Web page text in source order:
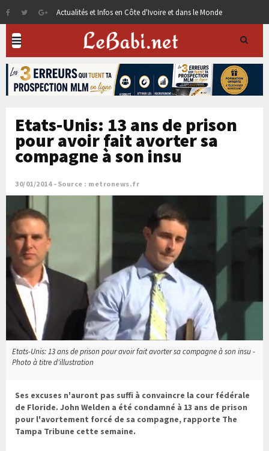
Actualités et Infos en Côte d'Ivoire et dans le Monde
Etats-Unis: 13 ans de prison
pour avoir fait avorter sa
compagne à son insu
30/01/2014 Source : metronews.fr
Etats-Unis: 13 ans de prison pour avoir fait avorter sa compagne à son insu -
Photo à titre d'illustration
Ses excuses n'auront pas suffi à convaincre la cour fédérale
de Floride. John Welden a été condamné à 13 ans de prison
pour l'avortement forcé de sa compagne, rapporte The
Tampa Tribune cette semaine.